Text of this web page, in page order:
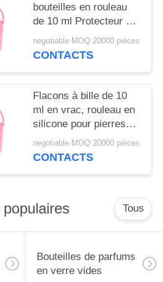
bouteilles en rouleau
de 10 ml Protecteur à
manches en silicone
coloré Pour les
negotiable MOQ:20000 pièces
CONTACTS
Flacons à bille de 10
ml en vrac, rouleau en
silicone pour pierres
précieuses, support
pour flacons roll-on de
protection de voyage
negotiable MOQ:20000 pièces
CONTACTS
Tous
Bouteilles de parfums
en verre vides